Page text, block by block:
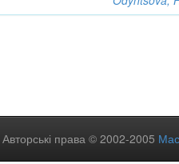
Авторські права © 2002-2005